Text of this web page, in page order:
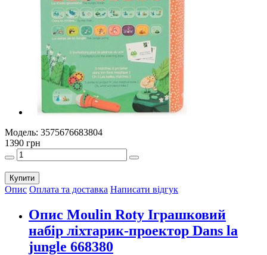
Модель: 3575676683804
1390 грн
Купити
Опис Оплата та доставка Написати відгук
Опис Moulin Roty Іграшковий
набір ліхтарик-проектор Dans la
jungle 668380